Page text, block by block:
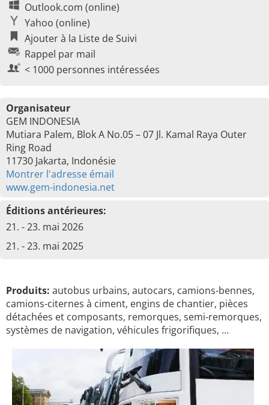
Outlook.com (online)
Yahoo (online)
Ajouter à la Liste de Suivi
Rappel par mail
< 1000 personnes intéressées
Organisateur
GEM INDONESIA
Mutiara Palem, Blok A No.05 – 07 Jl. Kamal Raya Outer
Ring Road
11730 Jakarta, Indonésie
Montrer l'adresse émail
www.gem-indonesia.net
Éditions antérieures:
21. - 23. mai 2026
21. - 23. mai 2025
Produits: autobus urbains, autocars, camions-bennes,
camions-citernes à ciment, engins de chantier, pièces
détachées et composants, remorques, semi-remorques,
systèmes de navigation, véhicules frigorifiques, …